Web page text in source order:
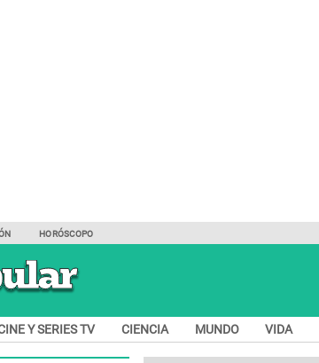
HORÓSCOPO
Y SERIES TV CIENCIA MUNDO VIDA